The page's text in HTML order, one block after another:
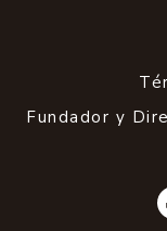
Fundador y